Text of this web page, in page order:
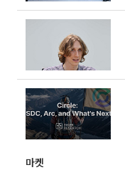
마켓